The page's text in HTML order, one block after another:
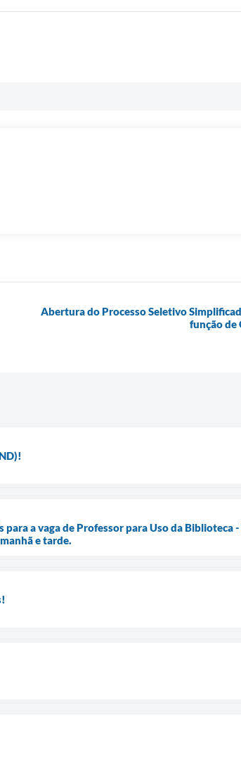
Abertura do Processo Seletivo
função de
a vaga de Professor para Uso da Biblioteca
e tarde.